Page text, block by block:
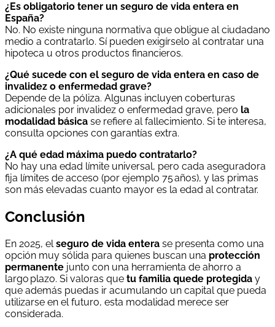
¿Es obligatorio tener un seguro de vida entera en
España?
No. No existe ninguna normativa que obligue al ciudadano
medio a contratarlo. Sí pueden exigírselo al contratar una
hipoteca u otros productos financieros.
¿Qué sucede con el seguro de vida entera en caso de
invalidez o enfermedad grave?
Depende de la póliza. Algunas incluyen coberturas
adicionales por invalidez o enfermedad grave, pero la
modalidad básica se refiere al fallecimiento. Si te interesa,
consulta opciones con garantías extra.
¿A qué edad máxima puedo contratarlo?
No hay una edad límite universal, pero cada aseguradora
fija límites de acceso (por ejemplo 75 años), y las primas
son más elevadas cuanto mayor es la edad al contratar.
Conclusión
En 2025, elseguro de vida entera se presenta como una
opción muy sólida para quienes buscan una protección
permanente junto con una herramienta de ahorro a
largo plazo. Si valoras que tu familia quede protegida y
que además puedas ir acumulando un capital que pueda
utilizarse en el futuro, esta modalidad merece ser
considerada.